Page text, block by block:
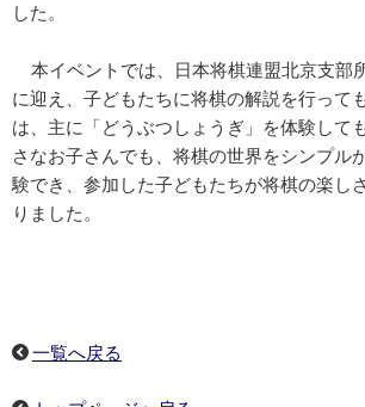
した。
本イベントでは、日本将棋連盟北京支部
に迎え、子どもたちに将棋の解説を行って
は、主に「どうぶつしょうぎ」を体験して
さなお子さんでも、将棋の世界をシンプル
験でき、参加した子どもたちが将棋の楽し
りました。
一覧へ戻る